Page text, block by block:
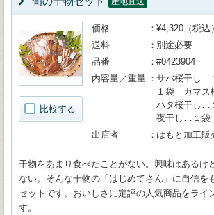
比較する
価格
¥4,320（税込）
送料
別途必要
品番
#0423904
内容量／重量
サバ桜干し
１袋 カマ
ハタ桜干し…
夜干し…１袋
出店者
はもと加工販
干物をあまり食べたことがない。興味はあるけ
ない。そんな干物の「はじめてさん」に自信を
セットです。おいしさに定評の人気商品をライ
す。